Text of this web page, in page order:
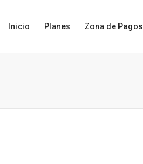
Inicio Planes Zona de Pagos